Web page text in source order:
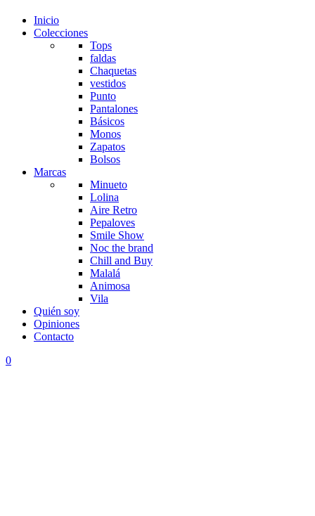
Inicio
Colecciones
Tops
faldas
Chaquetas
vestidos
Punto
Pantalones
Básicos
Monos
Zapatos
Bolsos
Marcas
Minueto
Lolina
Aire Retro
Pepaloves
Smile Show
Noc the brand
Chill and Buy
Malalá
Animosa
Vila
Quién soy
Opiniones
Contacto
0